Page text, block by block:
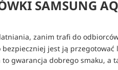
SAMSUNG
zanim trafi do
jest ją
gwarancja dobrego smaku, a